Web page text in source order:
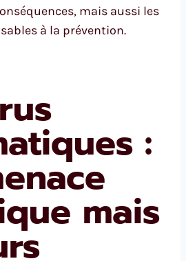
mais aussi les
à la prévention.
:
mais